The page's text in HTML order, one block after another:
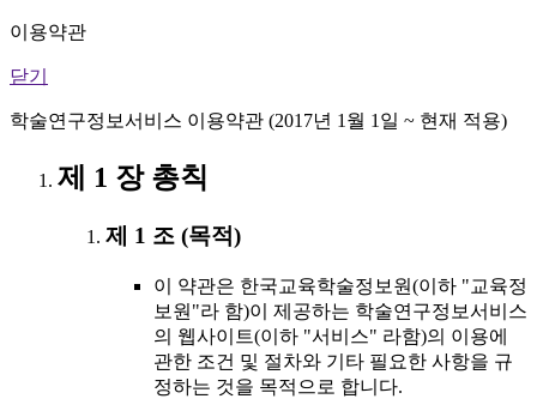
이용약관
닫기
학술연구정보서비스 이용약관 (2017년 1월 1일 ~ 현재 적용)
제 1 장 총칙
제 1 조 (목적)
이 약관은 한국교육학술정보원(이하 "교육정
보원"라 함)이 제공하는 학술연구정보서비스
의 웹사이트(이하 "서비스" 라함)의 이용에
관한 조건 및 절차와 기타 필요한 사항을 규
정하는 것을 목적으로 합니다.